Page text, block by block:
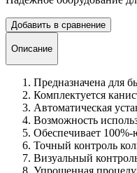
Добавить в сравнение
Описание
Предназначена для
Комплектуется
Автоматическая
Возможность
Обеспечивает
Точный контроль
Визуальный